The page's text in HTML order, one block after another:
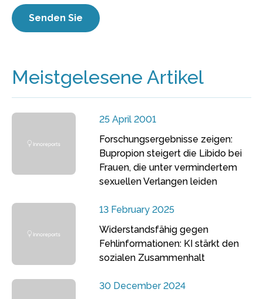
Meistgelesene Artikel
25 April 2001
Forschungsergebnisse zeigen:
Bupropion steigert die Libido bei
Frauen, die unter vermindertem
sexuellen Verlangen leiden
13 February 2025
Widerstandsfähig gegen
Fehlinformationen: KI stärkt den
sozialen Zusammenhalt
30 December 2024